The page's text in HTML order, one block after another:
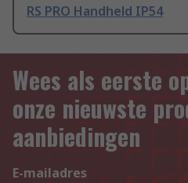
RS PRO Handheld IP54
Wees als eerste
onze nieuwste
aanbiedingen
E-mailadres